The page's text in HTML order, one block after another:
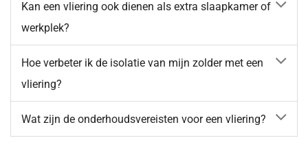
Kan een vliering ook dienen als extra slaapkamer of
werkplek?
Hoe verbeter ik de isolatie van mijn zolder met een
vliering?
Wat zijn de onderhoudsvereisten voor een vliering?